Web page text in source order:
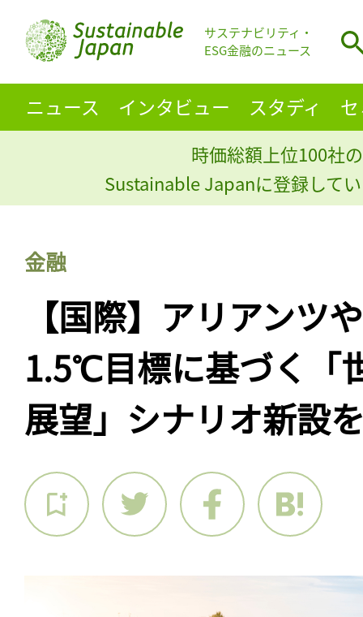
サステナビリティ・
ESG金融のニュース
ニュース インタビュー スタディ
時価総額上位100社
Sustainable Japanに登録して
金融
【国際】アリアンツ
1.5℃目標に基づく「
展望」シナリオ新設